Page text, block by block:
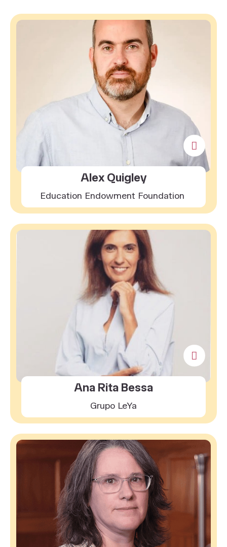
Alex Quigley
Education Endowment Foundation
Ana Rita Bessa
Grupo LeYa